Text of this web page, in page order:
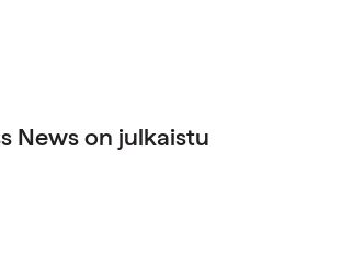
News on julkaistu